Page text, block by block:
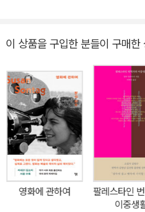
으나 10년 이상 큰 주목을 받지 못하
이후 『주기율표』(1975), 『멍키스패
제?』(1982), 『가라앉은 자와 구조된
적 작가로 이름을 알렸다. 1987년 4
어내려 자살했다. 어머니 등 가족에
로 우울증을 앓은 것으로 알려졌다.
《네가 찾아올 때까지》 《행복을 선물
요.
이 상품을 구입한 분들이 구매한
영화에 관하여
팔레스타인
이중생